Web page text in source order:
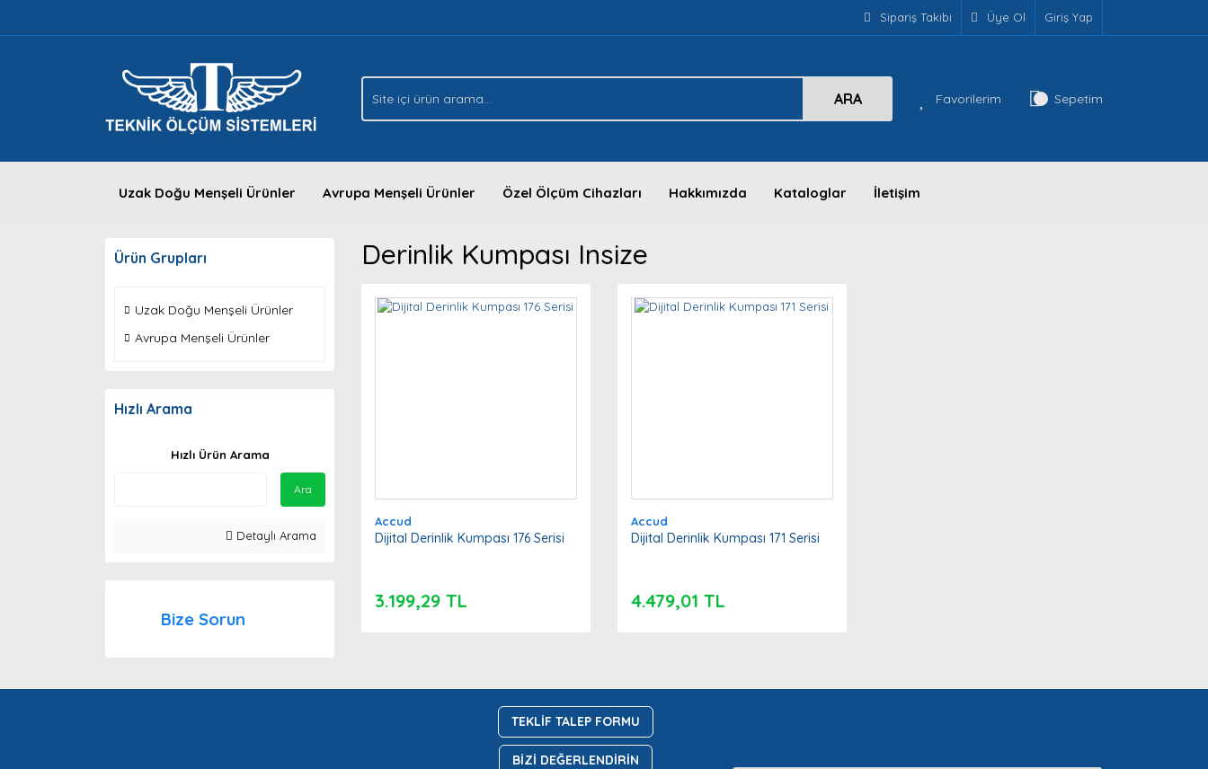
Sipariş Takibi Üye Ol Giriş Yap
ARA Favorilerim Sepetim
Uzak Doğu Menşeli Ürünler Avrupa Menşeli Ürünler Özel Ölçüm Cihazları Hakkımızda Kataloglar İletişim
Ürün Grupları
Uzak Doğu Menşeli Ürünler
Avrupa Menşeli Ürünler
Hızlı Arama
Hızlı Ürün Arama
Ara
Detaylı Arama
Bize Sorun
Derinlik Kumpası Insize
Accud
Dijital Derinlik Kumpası 176 Serisi
3.199,29 TL
Accud
Dijital Derinlik Kumpası 171 Serisi
4.479,01 TL
TEKLİF TALEP FORMU
BİZİ DEĞERLENDİRİN